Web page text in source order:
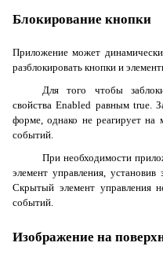
Блокирование кнопки
Приложение может
разблокировать кнопки и
Для того чтобы
свойстваEnabled равным true.
форме, однако не реагирует на
событий.
При необходимости
элемент управления, установив
Скрытый элемент управления
событий.
Изображение на